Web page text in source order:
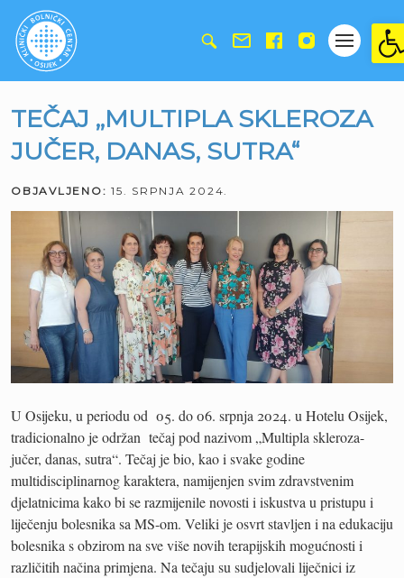
TEČAJ „MULTIPLA SKLEROZA
JUČER, DANAS, SUTRA“
OBJAVLJENO: 15. SRPNJA 2024.
U Osijeku, u periodu od 05. do 06. srpnja 2024. u Hotelu Osijek,
tradicionalno je održan tečaj pod nazivom „Multipla skleroza-
jučer, danas, sutra“. Tečaj je bio, kao i svake godine
multidisciplinarnog karaktera, namijenjen svim zdravstvenim
djelatnicima kako bi se razmijenile novosti i iskustva u pristupu i
liječenju bolesnika sa MS-om. Veliki je osvrt stavljen i na edukaciju
bolesnika s obzirom na sve više novih terapijskih mogućnosti i
različitih načina primjena. Na tečaju su sudjelovali liječnici iz